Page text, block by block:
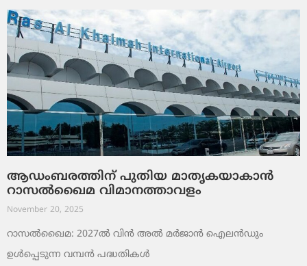
ആഡംബരത്തിന് പുതിയ മാതൃകയാകാൻ
റാസൽഖൈമ വിമാനത്താവളം
November 20, 2025
റാസൽഖൈമ: 2027ൽ വിൻ അൽ മർജാൻ ഐലൻഡും
ഉൾപ്പെടുന്ന വമ്പൻ പദ്ധതികൾ